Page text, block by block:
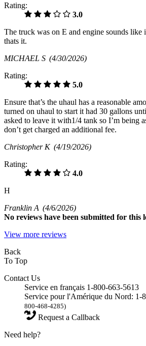
Rating:
3.0
The truck was on E and engine sounds like
thats it.
MICHAEL S (4/30/2026)
Rating:
5.0
Ensure that’s the uhaul has a reasonable
turned on uhaul to start it had 30 gallons
asked to leave it with1/4 tank so I’m being
don’t get charged an additional fee.
Christopher K (4/19/2026)
Rating:
4.0
H
Franklin A (4/6/2026)
No reviews have been submitted for this
View more reviews
Back
To Top
Contact Us
Service en français 1-800-663-5613
Service pour l'Amérique du Nord:
800-468-4285)
Request a Callback
Need help?